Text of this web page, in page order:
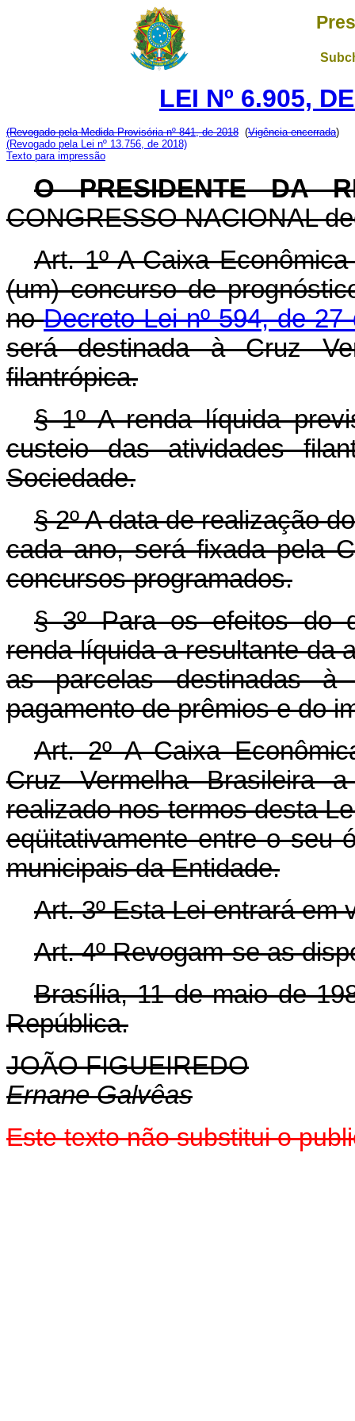
LEI Nº 6.905,
(Revogado pela Medida Provisória nº 841, de 2018 (Vigência encerrada)
(Revogado pela Lei nº 13.756, de 2018)
Texto para impressão
O PRESIDENTE DA
CONGRESSO NACIONAL
Art. 1º A Caixa
(um) concurso de
noDecreto-Lei nº 594, de
será destinada à Cruz
filantrópica.
§ 1º A renda líquida
custeio das atividades
Sociedade.
§ 2º A data de realização
cada ano, será fixada pela
concursos programados.
§ 3º Para os efeitos do
renda líquida a resultante da
as parcelas destinadas
pagamento de prêmios e do
Art. 2º A Caixa
Cruz Vermelha Brasileira
realizado nos termos desta
eqüitativamente entre o seu
municipais da Entidade.
Art. 3º Esta Lei entrará em
Art. 4º Revogam-se as
Brasília, 11 de maio de
República.
JOÃO FIGUEIREDO
Ernane Galvêas
Este texto não substitui o